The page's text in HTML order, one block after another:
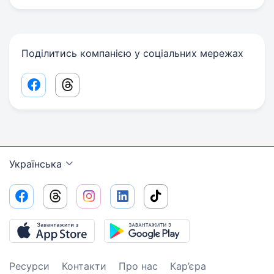
Поділитись компанією у соціальних мережах
Facebook share link
Threads share link
Українська
Ресурси Контакти Про нас Кар’єра